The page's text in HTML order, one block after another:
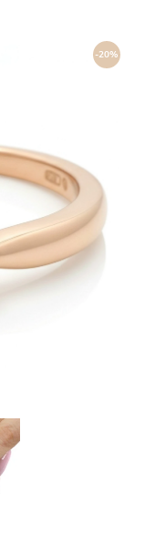
-20%